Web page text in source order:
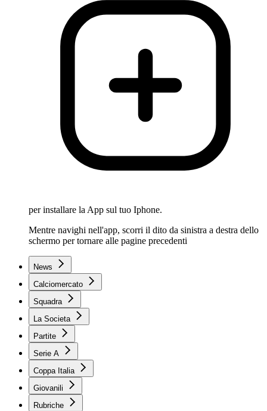
per installare la App sul tuo Iphone.
Mentre navighi nell'app, scorri il dito da sinistra a destra dello
schermo per tornare alle pagine precedenti
News
Calciomercato
Squadra
La Societa
Partite
Serie A
Coppa Italia
Giovanili
Rubriche